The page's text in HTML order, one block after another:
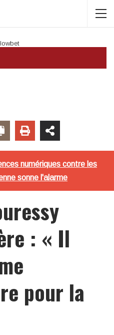
numériques contre les
sonne l'alarme
: « Il
pour la